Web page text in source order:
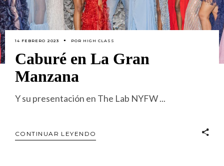
14 FEBRERO 2023 POR HIGH CLASS
Caburé en La Gran
Manzana
Y su presentación en The Lab NYFW
CONTINUAR LEYENDO